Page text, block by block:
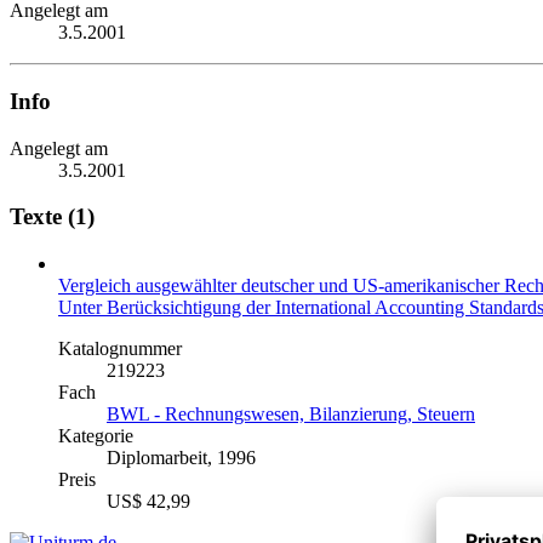
Angelegt am
3.5.2001
Info
Angelegt am
3.5.2001
Texte (1)
Vergleich ausgewählter deutscher und US-amerikanischer
Unter Berücksichtigung der International Accounting Standards
Katalognummer
219223
Fach
BWL - Rechnungswesen, Bilanzierung, Steuern
Kategorie
Diplomarbeit, 1996
Preis
US$ 42,99